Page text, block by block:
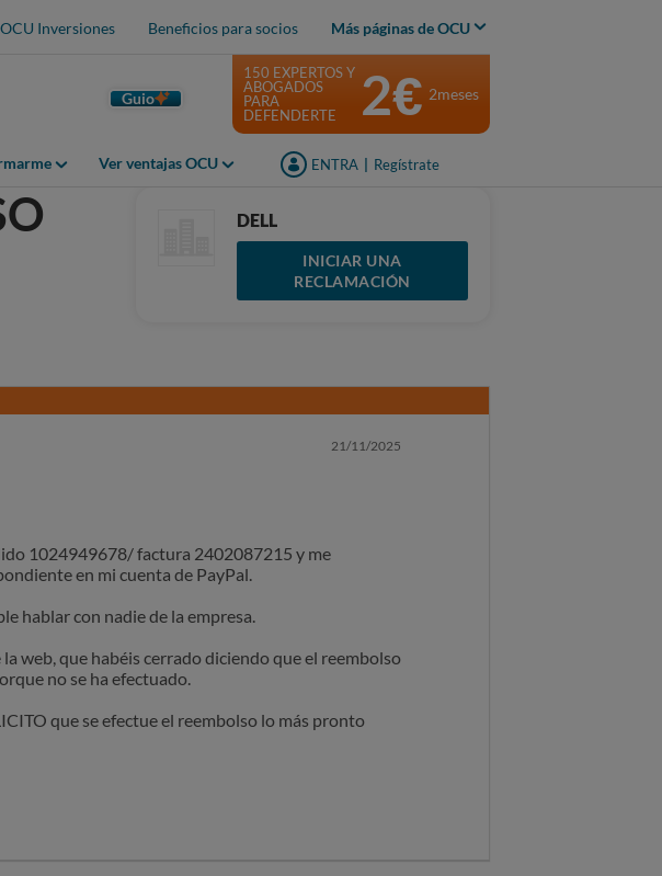
OCU Inversiones Beneficios para socios Más páginas de OCU
Guio
Ver ventajas OCU ENTRA Regístrate
150 EXPERTOS Y
ABOGADOS
PARA
DEFENDERTE
2€ 2meses
DELL
INICIAR UNA
RECLAMACIÓN
21/11/2025
1024949678/ factura 2402087215 y me
en mi cuenta de PayPal.
hablar con nadie de la empresa.
web, que habéis cerrado diciendo que el reembolso
no se ha efectuado.
que se efectue el reembolso lo más pronto